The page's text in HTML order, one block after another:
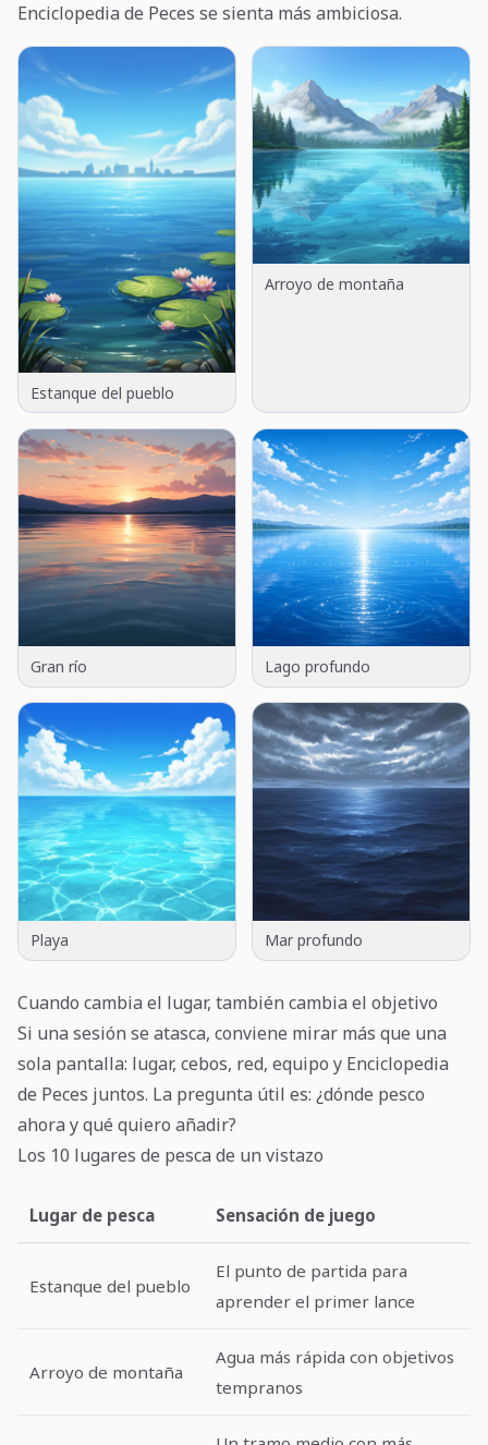
Enciclopedia de Peces se sienta más ambiciosa.
Estanque del pueblo
Arroyo de montaña
Gran río Lago profundo
Playa Mar profundo
Cuando cambia el lugar, también cambia el objetivo
Si una sesión se atasca, conviene mirar más que una
sola pantalla: lugar, cebos, red, equipo y Enciclopedia
de Peces juntos. La pregunta útil es: ¿dónde pesco
ahora y qué quiero añadir?
Los 10 lugares de pesca de un vistazo
Lugar de pesca Sensación de juego
Estanque del pueblo
El punto de partida para
aprender el primer lance
Arroyo de montaña
Agua más rápida con objetivos
tempranos